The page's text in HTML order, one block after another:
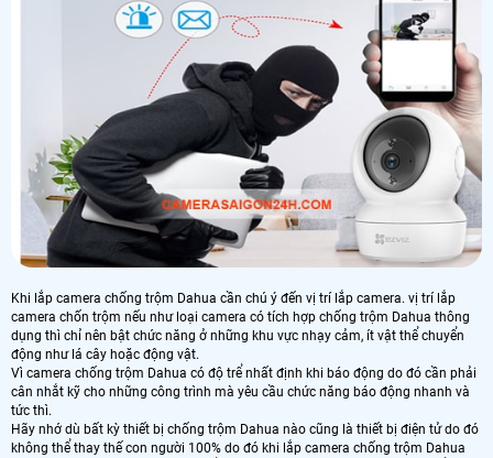
Khi lắp camera chống trộm Dahua cần chú ý đến vị trí lắp camera. vị trí lắp
camera chốn trộm nếu như loại camera có tích hợp chống trộm Dahua thông
dụng thì chỉ nên bật chức năng ở những khu vực nhạy cảm, ít vật thể chuyển
động như lá cây hoặc động vật.
Vì camera chống trộm Dahua có độ trể nhất định khi báo động do đó cần phải
cân nhắt kỹ cho những công trình mà yêu cầu chức năng báo động nhanh và
tức thì.
Hãy nhớ dù bất kỳ thiết bị chống trộm Dahua nào cũng là thiết bị điện tử do đó
không thể thay thế con người 100% do đó khi lắp camera chống trộm Dahua